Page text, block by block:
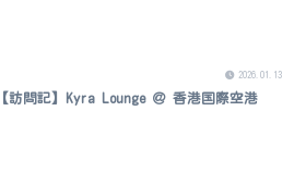
2026.01.13
【訪問記】Kyra Lounge ＠ 香港国際空港